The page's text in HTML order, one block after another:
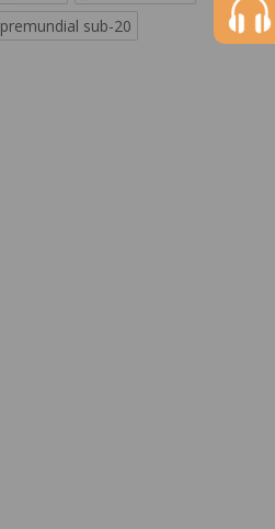
premundial sub-20